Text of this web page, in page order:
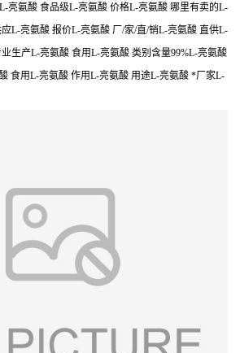
亮氨酸 食品级L-亮氨酸 价格L-亮氨酸 哪里有卖的L-
L-亮氨酸 报价L-亮氨酸 厂/家/直/销L-亮氨酸 直供L-
生产L-亮氨酸 食用L-亮氨酸 类别含量99%L-亮氨酸
食用L-亮氨酸 作用L-亮氨酸 用途L-亮氨酸 *厂家L-